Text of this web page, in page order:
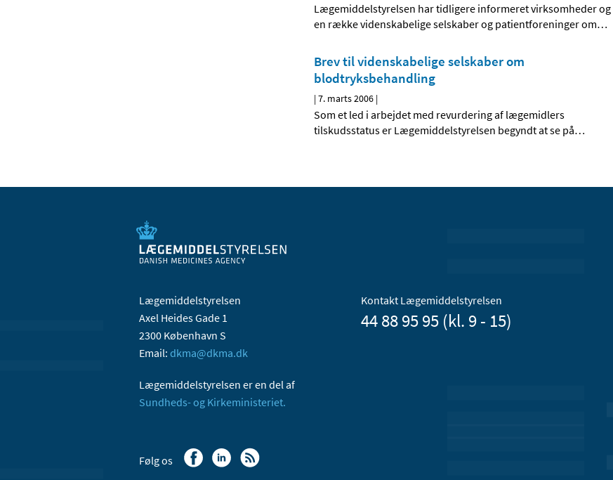
Lægemiddelstyrelsen har tidligere informeret virksomheder og
en række videnskabelige selskaber og patientforeninger om…
Brev til videnskabelige selskaber om
blodtryksbehandling
|7. marts 2006 |
Som et led i arbejdet med revurdering af lægemidlers
tilskudsstatus er Lægemiddelstyrelsen begyndt at se på…
Lægemiddelstyrelsen
Axel Heides Gade 1
2300 København S
Email: dkma@dkma.dk
Lægemiddelstyrelsen er en del af
Sundheds- og Kirkeministeriet.
Kontakt Lægemiddelstyrelsen
44 88 95 95 (kl. 9 - 15)
Følg os